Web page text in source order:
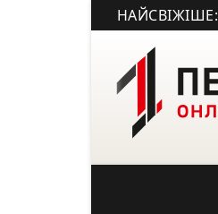
НАЙСВІЖІШЕ: